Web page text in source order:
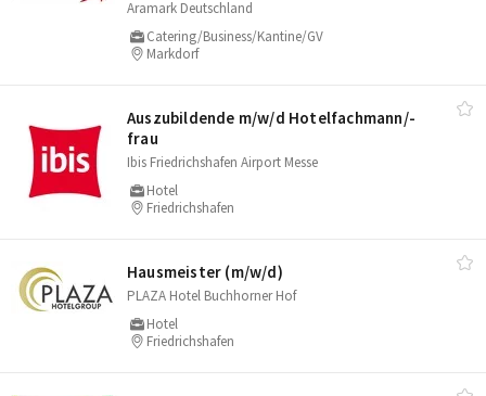
Aramark Deutschland
Catering/Business/Kantine/GV
Markdorf
Auszubildende m/​w/​d Hotelfachmann/​-
frau
Ibis Friedrichshafen Airport Messe
Hotel
Friedrichshafen
Hausmeister (m/​w/​d)
PLAZA Hotel Buchhorner Hof
Hotel
Friedrichshafen